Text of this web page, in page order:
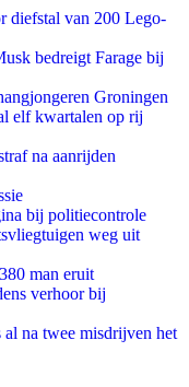
diefstal van 200 Lego-
bedreigt Farage bij
Groningen
elf kwartalen op rij
na aanrijden
bij politiecontrole
weg uit
man eruit
verhoor bij
na twee misdrijven het